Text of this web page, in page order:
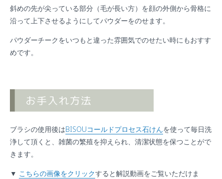
斜めの先が尖っている部分（毛が長い方）を顔の外側から骨格に
沿って上下させるようにしてパウダーをのせます。
パウダーチークをいつもと違った雰囲気でのせたい時にもおすす
めです。
ブラシの使用後はBISOUコールドプロセス石けんを使って毎日洗
浄して頂くと、雑菌の繁殖を抑えられ、清潔状態を保つことがで
きます。
▼ こちらの画像をクリックすると解説動画をご覧いただけま